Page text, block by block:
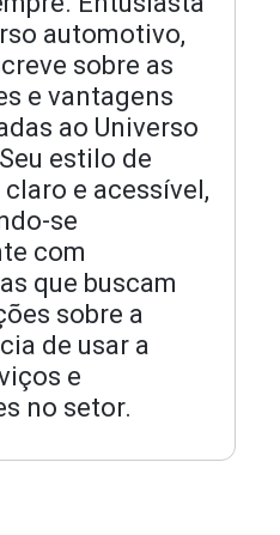
automotivo,
sobre as
e vantagens
ao Universo
estilo de
e acessível,
se
com
que buscam
sobre a
de usar a
e
no setor.